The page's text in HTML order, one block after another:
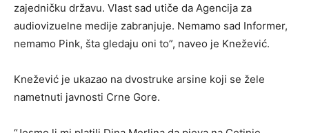
zajedničku državu. Vlast sad utiče da Agencija za
audiovizuelne medije zabranjuje. Nemamo sad Informer,
nemamo Pink, šta gledaju oni to”, naveo je Knežević.
Knežević je ukazao na dvostruke arsine koji se žele
nametnuti javnosti Crne Gore.